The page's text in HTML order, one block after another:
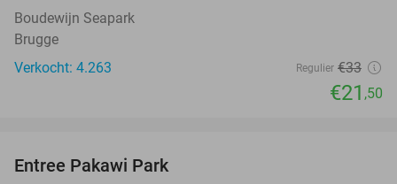
Boudewijn Seapark
Brugge
Verkocht: 4.263
Regulier €33
€21 ,50
Entree Pakawi Park